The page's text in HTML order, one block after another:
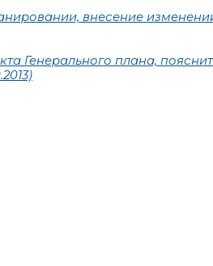
внесение
Генерального плана,